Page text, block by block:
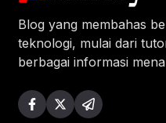
Blog yang membahas
teknologi, mulai dari
berbagai informasi